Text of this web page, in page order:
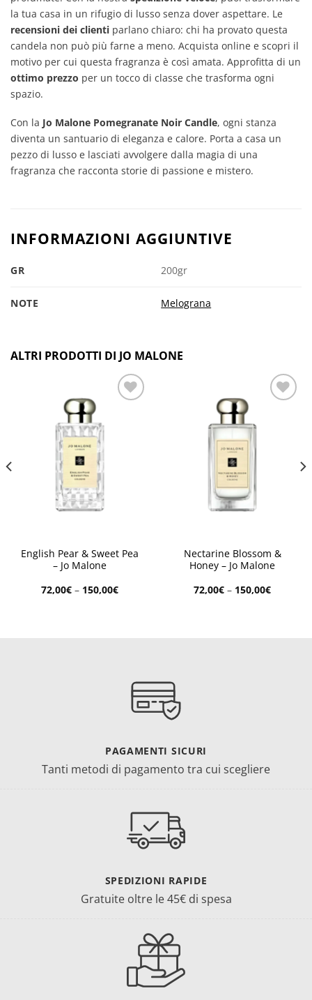
la tua casa in un rifugio di lusso senza dover aspettare. Le
recensioni dei clienti parlano chiaro: chi ha provato questa
candela non può più farne a meno. Acquista online e scopri il
motivo per cui questa fragranza è così amata. Approfitta di un
ottimo prezzo per un tocco di classe che trasforma ogni
spazio.
Con la Jo Malone Pomegranate Noir Candle, ogni stanza
diventa un santuario di eleganza e calore. Porta a casa un
pezzo di lusso e lasciati avvolgere dalla magia di una
fragranza che racconta storie di passione e mistero.
INFORMAZIONI AGGIUNTIVE
GR 200gr
NOTE Melograna
ALTRI PRODOTTI DI JO MALONE
alla lista
desideri
English Pear & Sweet Pea
– Jo Malone
72,00€ – 150,00€
alla lista
desideri
Nectarine Blossom &
Honey – Jo Malone
72,00€ – 150,00€
PAGAMENTI SICURI
Tanti metodi di pagamento tra cui scegliere
SPEDIZIONI RAPIDE
Gratuite oltre le 45€ di spesa